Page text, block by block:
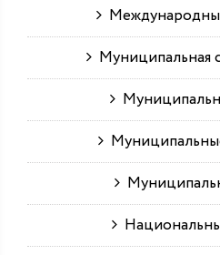
Муниципальная